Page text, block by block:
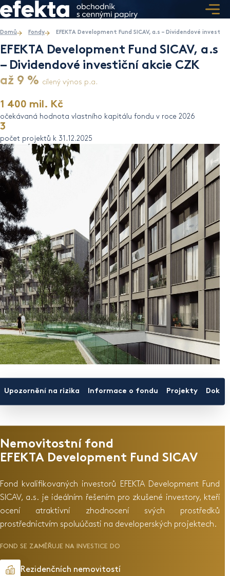
Domů Fondy EFEKTA Development Fund SICAV, a.s – Dividendové
EFEKTA Development Fund SICAV, a.s
– Dividendové investiční akcie CZK
až 9 %
cílený výnos p.a.
1 400 mil. Kč
očekávaná hodnota vlastního kapitálu fondu v roce 2026
3
počet projektů k 31.12.2025
Upozornění na rizika Informace o fondu Projekty
Nemovitostní fond
EFEKTA Development Fund SICAV
Fond kvalifikovaných investorů EFEKTA Development Fund
SICAV, a.s. je ideálním řešením pro zkušené investory, kteří
ocení atraktivní zhodnocení svých prostředků
prostřednictvím spoluúčasti na developerských projektech.
FOND SE ZAMĚŘUJE NA INVESTICE DO
Rezidenčních nemovitostí